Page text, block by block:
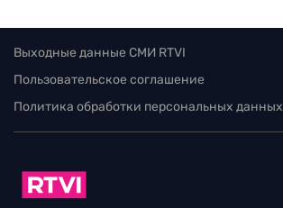
Выходные данные СМИ RTVI
Пользовательское соглашение
Политика обработки персональных данных